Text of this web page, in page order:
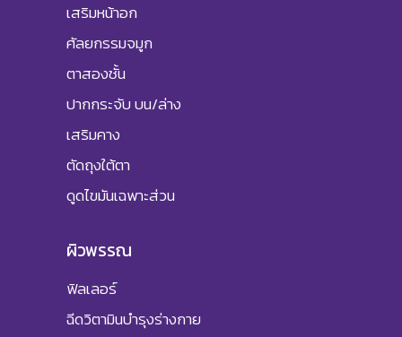
เสริมหน้าอก
ศัลยกรรมจมูก
ตาสองชั้น
ปากกระจับ บน/ล่าง
เสริมคาง
ตัดถุงใต้ตา
ดูดไขมันเฉพาะส่วน
ผิวพรรณ
ฟิลเลอร์
ฉีดวิตามินบำรุงร่างกาย